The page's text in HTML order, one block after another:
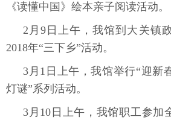
《读懂中国》绘本亲子阅读活动。
2月9日上午，我馆到大关镇
2018年“三下乡”活动。
3月1日上午，我馆举行“迎新
灯谜”系列活动。
3月10日上午，我馆职工参加